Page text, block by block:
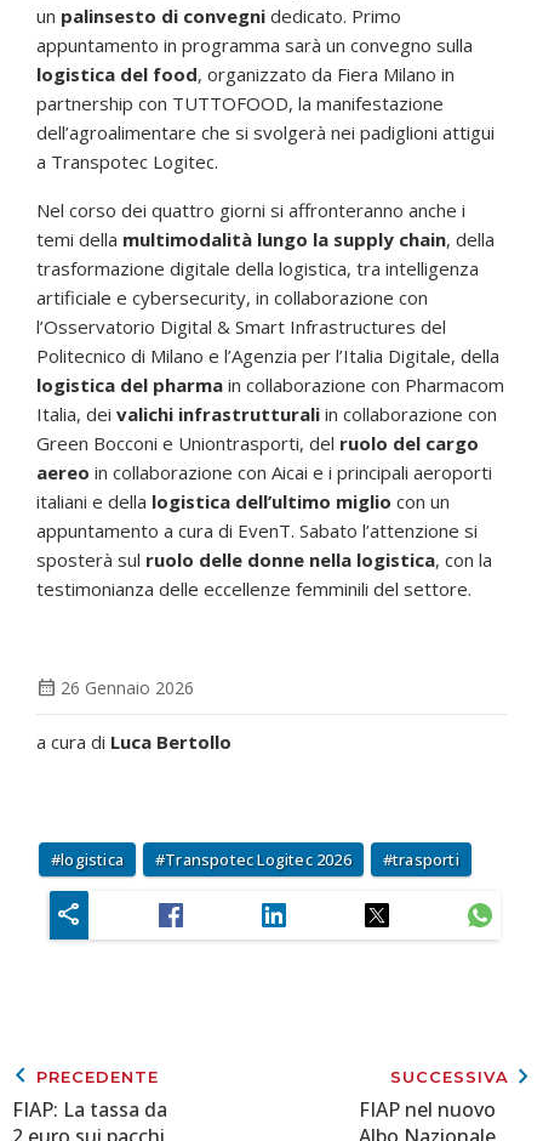
un palinsesto di convegni dedicato. Primo
appuntamento in programma sarà un convegno sulla
logistica del food, organizzato da Fiera Milano in
partnership con TUTTOFOOD, la manifestazione
dell’agroalimentare che si svolgerà nei padiglioni attigui
a Transpotec Logitec.
Nel corso dei quattro giorni si affronteranno anche i
temi della multimodalità lungo la supply chain, della
trasformazione digitale della logistica, tra intelligenza
artificiale e cybersecurity, in collaborazione con
l’Osservatorio Digital & Smart Infrastructures del
Politecnico di Milano e l’Agenzia per l’Italia Digitale, della
logistica del pharma in collaborazione con Pharmacom
Italia, dei valichi infrastrutturali in collaborazione con
Green Bocconi e Uniontrasporti, del ruolo del cargo
aereo in collaborazione con Aicai e i principali aeroporti
italiani e della logistica dell’ultimo miglio con un
appuntamento a cura di EvenT. Sabato l’attenzione si
sposterà sul ruolo delle donne nella logistica, con la
testimonianza delle eccellenze femminili del settore.
calendar_month 26 Gennaio 2026
a cura di Luca Bertollo
logistica Transpotec Logitec 2026 trasporti
keyboard_arrow_left PRECEDENTE
FIAP: La tassa da
SUCCESSIVA keyboard_arrow_right
FIAP nel nuovo